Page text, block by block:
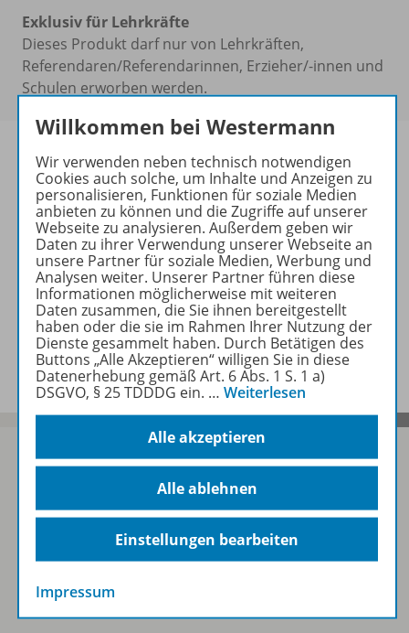
Exklusiv für Lehrkräfte
Dieses Produkt darf nur von Lehrkräften,
Referendaren/Referendarinnen, Erzieher/-innen und
Schulen erworben werden.
Produktinformationen
Zugehörige Produkte
Benachrichtigungs-Service
Zum Newsletter anmelden
Willkommen bei Westermann
Wir verwenden neben technisch notwendigen
Cookies auch solche, um Inhalte und Anzeigen zu
personalisieren, Funktionen für soziale Medien
anbieten zu können und die Zugriffe auf unserer
Webseite zu analysieren. Außerdem geben wir
Daten zu ihrer Verwendung unserer Webseite an
unsere Partner für soziale Medien, Werbung und
Analysen weiter. Unserer Partner führen diese
Informationen möglicherweise mit weiteren
Daten zusammen, die Sie ihnen bereitgestellt
haben oder die sie im Rahmen Ihrer Nutzung der
Dienste gesammelt haben. Durch Betätigen des
Buttons „Alle Akzeptieren“ willigen Sie in diese
Datenerhebung gemäß Art. 6 Abs. 1 S. 1 a)
DSGVO, § 25 TDDDG ein. … Weiterlesen
Alle akzeptieren
Alle ablehnen
Einstellungen bearbeiten
Impressum